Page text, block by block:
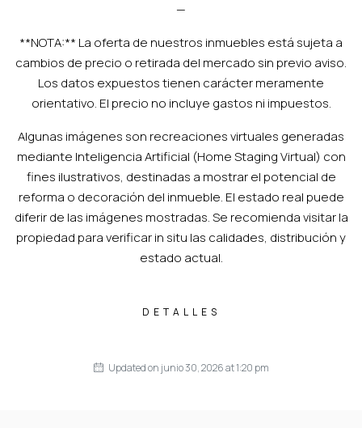
—
**NOTA:** La oferta de nuestros inmuebles está sujeta a
cambios de precio o retirada del mercado sin previo aviso.
Los datos expuestos tienen carácter meramente
orientativo. El precio no incluye gastos ni impuestos.
Algunas imágenes son recreaciones virtuales generadas
mediante Inteligencia Artificial (Home Staging Virtual) con
fines ilustrativos, destinadas a mostrar el potencial de
reforma o decoración del inmueble. El estado real puede
diferir de las imágenes mostradas. Se recomienda visitar la
propiedad para verificar in situ las calidades, distribución y
estado actual.
DETALLES
Updated on junio 30, 2026 at 1:20 pm